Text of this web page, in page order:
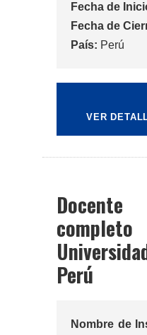
Fecha de
Fecha de
País: Perú
VER
Perú
Nombre de